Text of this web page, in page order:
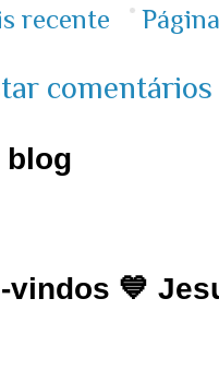
recente
blog
vindos 💙